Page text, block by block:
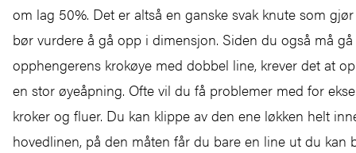
om lag 50%. Det er altså en ganske svak knute som
bør vurdere å gå opp i dimensjon. Siden du også må
opphengerens krokøye med dobbel line, krever det at
en stor øyeåpning. Ofte vil du få problemer med for
kroker og fluer. Du kan klippe av den ene løkken helt
hovedlinen, på den måten får du bare en line ut du kan